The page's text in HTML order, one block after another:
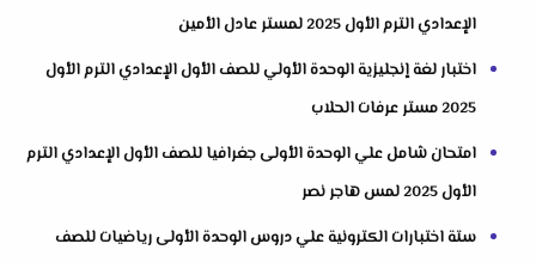
الإعدادي الترم الأول 2025 لمستر عادل الأمين
اختبار لغة إنجليزية الوحدة الأولي للصف الأول الإعدادي الترم الأول
2025 مستر عرفات الحلاب
امتحان شامل علي الوحدة الأولى جغرافيا للصف الأول الإعدادي الترم
الأول 2025 لمس هاجر نصر
ستة اختبارات الكترونية علي دروس الوحدة الأولى رياضيات للصف